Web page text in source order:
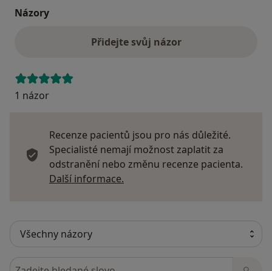
Názory
Přidejte svůj názor
1 názor
Recenze pacientů jsou pro nás důležité.
Specialisté nemají možnost zaplatit za
odstranění nebo změnu recenze pacienta.
Další informace.
Hledejte v názorech